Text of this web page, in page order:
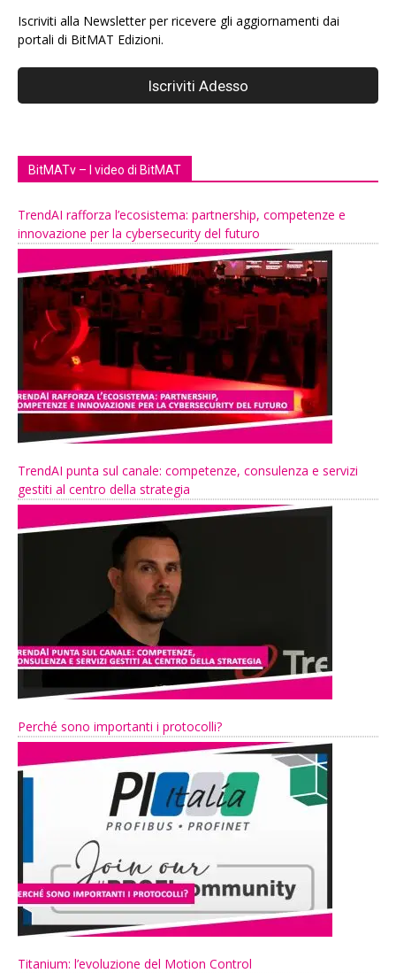
Iscriviti alla Newsletter per ricevere gli aggiornamenti dai
portali di BitMAT Edizioni.
BitMATv – I video di BitMAT
TrendAI rafforza l’ecosistema: partnership, competenze e
innovazione per la cybersecurity del futuro
TrendAI punta sul canale: competenze, consulenza e servizi
gestiti al centro della strategia
Perché sono importanti i protocolli?
Titanium: l’evoluzione del Motion Control